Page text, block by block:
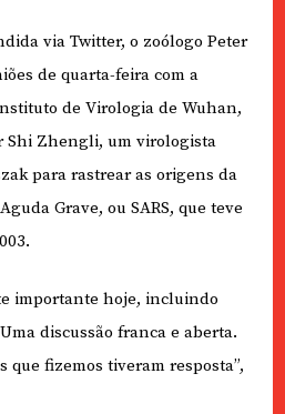
via Twitter, o zoólogo Peter
de quarta-feira com a
de Virologia de Wuhan,
Shi Zhengli, um virologista
para rastrear as origens da
Grave, ou SARS, que teve
importante hoje, incluindo
discussão franca e aberta.
fizemos tiveram resposta”,